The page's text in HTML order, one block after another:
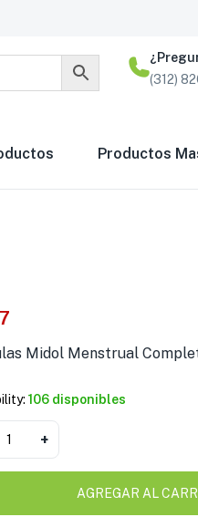
(312)
Productos
Midol Menstrual
106 disponibles
+
AGREGAR AL